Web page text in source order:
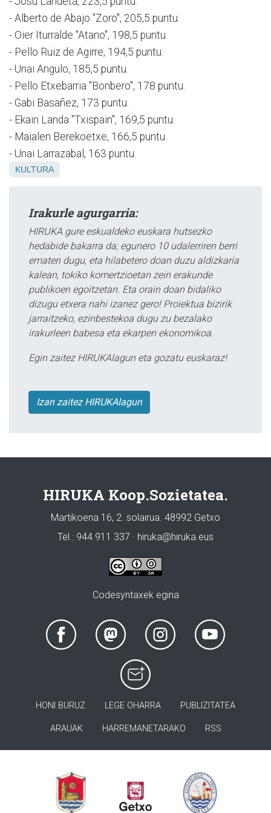
- Alberto de Abajo "Zoro", 205,5 puntu.
- Oier Iturralde "Atano", 198,5 puntu.
- Pello Ruiz de Agirre, 194,5 puntu.
- Unai Angulo, 185,5 puntu.
- Pello Etxebarria "Bonbero", 178 puntu.
- Gabi Basañez, 173 puntu.
- Ekain Landa "Txispain", 169,5 puntu.
- Maialen Berekoetxe, 166,5 puntu.
- Unai Larrazabal, 163 puntu.
KULTURA
Irakurle agurgarria:
HIRUKA gure eskualdeko euskara hutsezko
hedabide bakarra da; egunero 10 udalerriren berri
ematen dugu, eta hilabetero doan duzu aldizkaria
kalean, tokiko komertzioetan zein erakunde
publikoen egoitzetan. Eta orain doan bidaliko
dizugu etxera nahi izanez gero! Proiektua bizirik
jarraitzeko, ezinbestekoa dugu zu bezalako
irakurleen babesa eta ekarpen ekonomikoa.
Egin zaitez HIRUKAlagun eta gozatu euskaraz!
Izan zaitez HIRUKAlagun
HIRUKA Koop.Sozietatea.
Martikoena 16, 2. solairua. 48992 Getxo
Tel.: 944 911 337 · hiruka@hiruka.eus
Codesyntaxek egina
HONI BURUZ LEGE OHARRA PUBLIZITATEA
ARAUAK HARREMANETARAKO RSS